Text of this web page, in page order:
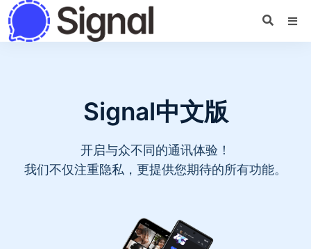
Signal中文版
开启与众不同的通讯体验！
我们不仅注重隐私，更提供您期待的所有功能。